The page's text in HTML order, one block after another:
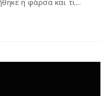
η φάρσα και τι...